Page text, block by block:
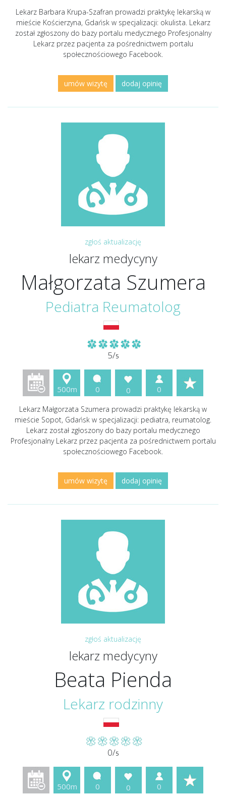
Lekarz Barbara Krupa-Szafran prowadzi praktykę lekarską w
mieście Kościerzyna, Gdańsk w specjalizacji: okulista. Lekarz
został zgłoszony do bazy portalu medycznego Profesjonalny
Lekarz przez pacjenta za pośrednictwem portalu
społecznościowego Facebook.
umów wizytę dodaj opinię
zgłoś aktualizację
lekarz medycyny
Małgorzata Szumera
Pediatra Reumatolog
5/5
500m 0 0 0
Lekarz Małgorzata Szumera prowadzi praktykę lekarską w
mieście Sopot, Gdańsk w specjalizacji: pediatra, reumatolog.
Lekarz został zgłoszony do bazy portalu medycznego
Profesjonalny Lekarz przez pacjenta za pośrednictwem portalu
społecznościowego Facebook.
umów wizytę dodaj opinię
zgłoś aktualizację
lekarz medycyny
Beata Pienda
Lekarz rodzinny
0/5
500m 0 0 0